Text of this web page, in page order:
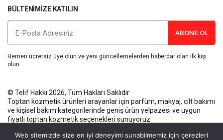
BÜLTENIMIZE KATILIN
ABONE OL
Hemen ücretsiz üye olun ve yeni güncellemelerden haberdar olan ilk kişi
olun.
© Telif Hakkı 2026, Tüm Hakları Saklıdır
Toptan kozmetik ürünleri arayanlar için parfüm, makyaj, cilt bakımı
ve kişisel bakım kategorilerinde geniş ürün yelpazesi ve uygun
fiyatlı toptan kozmetik seçenekleri sunuyoruz.
Web sitemizde size en iyi deneyimi sunabilmemiz için çerezleri